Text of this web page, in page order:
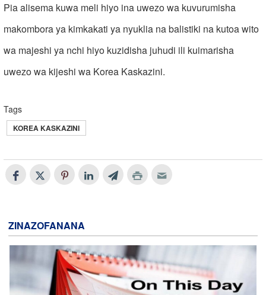
Pia alisema kuwa meli hiyo ina uwezo wa kuvurumisha
makombora ya kimkakati ya nyuklia na balistiki na kutoa wito
wa majeshi ya nchi hiyo kuzidisha juhudi ili kuimarisha
uwezo wa kijeshi wa Korea Kaskazini.
Tags
KOREA KASKAZINI
ZINAZOFANANA